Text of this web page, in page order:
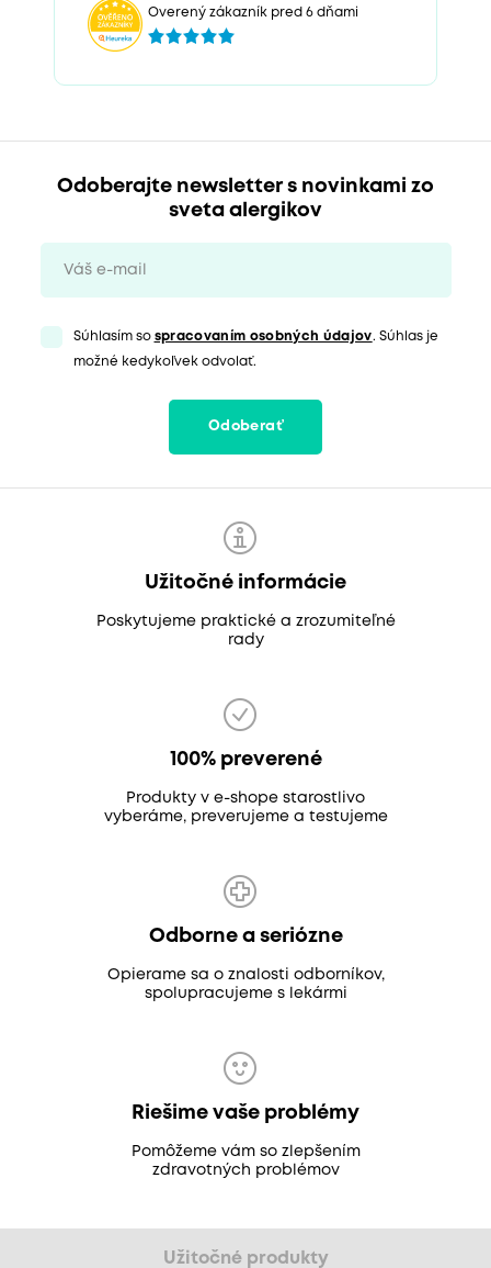
Overený zákazník pred 6 dňami
Odoberajte newsletter s novinkami zo
sveta alergikov
Súhlasím so spracovaním osobných údajov. Súhlas je
možné kedykoľvek odvolať.
Odoberať
Užitočné informácie
Poskytujeme praktické a zrozumiteľné
rady
100% preverené
Produkty v e-shope starostlivo
vyberáme, preverujeme a testujeme
Odborne a seriózne
Opierame sa o znalosti odborníkov,
spolupracujeme s lekármi
Riešime vaše problémy
Pomôžeme vám so zlepšením
zdravotných problémov
Užitočné produkty